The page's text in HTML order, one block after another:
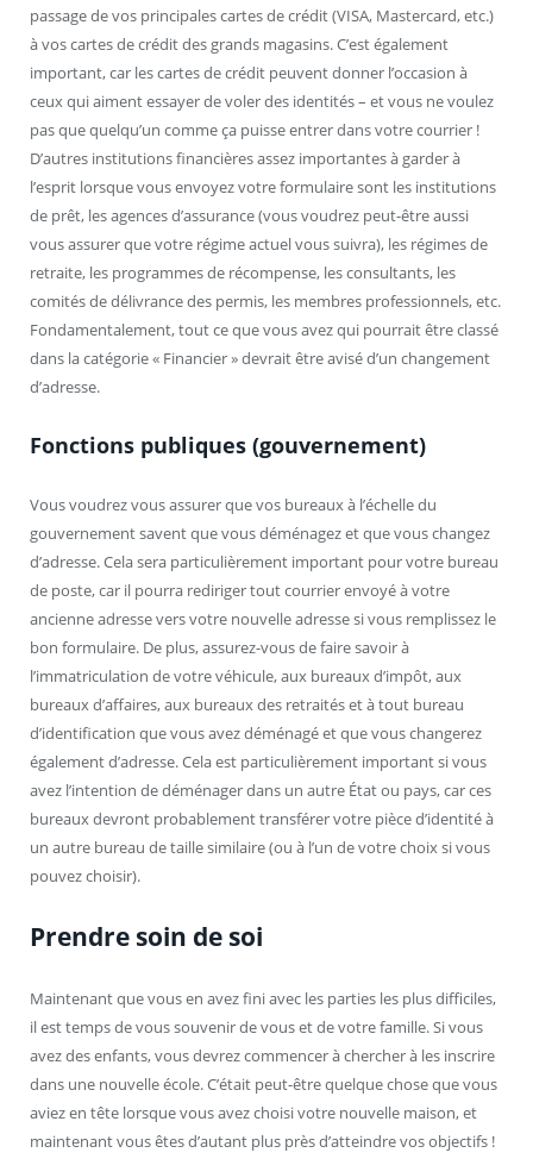
passage de vos principales cartes de crédit (VISA, Mastercard, etc.)
à vos cartes de crédit des grands magasins. C’est également
important, car les cartes de crédit peuvent donner l’occasion à
ceux qui aiment essayer de voler des identités – et vous ne voulez
pas que quelqu’un comme ça puisse entrer dans votre courrier !
D’autres institutions financières assez importantes à garder à
l’esprit lorsque vous envoyez votre formulaire sont les institutions
de prêt, les agences d’assurance (vous voudrez peut-être aussi
vous assurer que votre régime actuel vous suivra), les régimes de
retraite, les programmes de récompense, les consultants, les
comités de délivrance des permis, les membres professionnels, etc.
Fondamentalement, tout ce que vous avez qui pourrait être classé
dans la catégorie « Financier » devrait être avisé d’un changement
d’adresse.
Fonctions publiques (gouvernement)
Vous voudrez vous assurer que vos bureaux à l’échelle du
gouvernement savent que vous déménagez et que vous changez
d’adresse. Cela sera particulièrement important pour votre bureau
de poste, car il pourra rediriger tout courrier envoyé à votre
ancienne adresse vers votre nouvelle adresse si vous remplissez le
bon formulaire. De plus, assurez-vous de faire savoir à
l’immatriculation de votre véhicule, aux bureaux d’impôt, aux
bureaux d’affaires, aux bureaux des retraités et à tout bureau
d’identification que vous avez déménagé et que vous changerez
également d’adresse. Cela est particulièrement important si vous
avez l’intention de déménager dans un autre État ou pays, car ces
bureaux devront probablement transférer votre pièce d’identité à
un autre bureau de taille similaire (ou à l’un de votre choix si vous
pouvez choisir).
Prendre soin de soi
Maintenant que vous en avez fini avec les parties les plus difficiles,
il est temps de vous souvenir de vous et de votre famille. Si vous
avez des enfants, vous devrez commencer à chercher à les inscrire
dans une nouvelle école. C’était peut-être quelque chose que vous
aviez en tête lorsque vous avez choisi votre nouvelle maison, et
maintenant vous êtes d’autant plus près d’atteindre vos objectifs !